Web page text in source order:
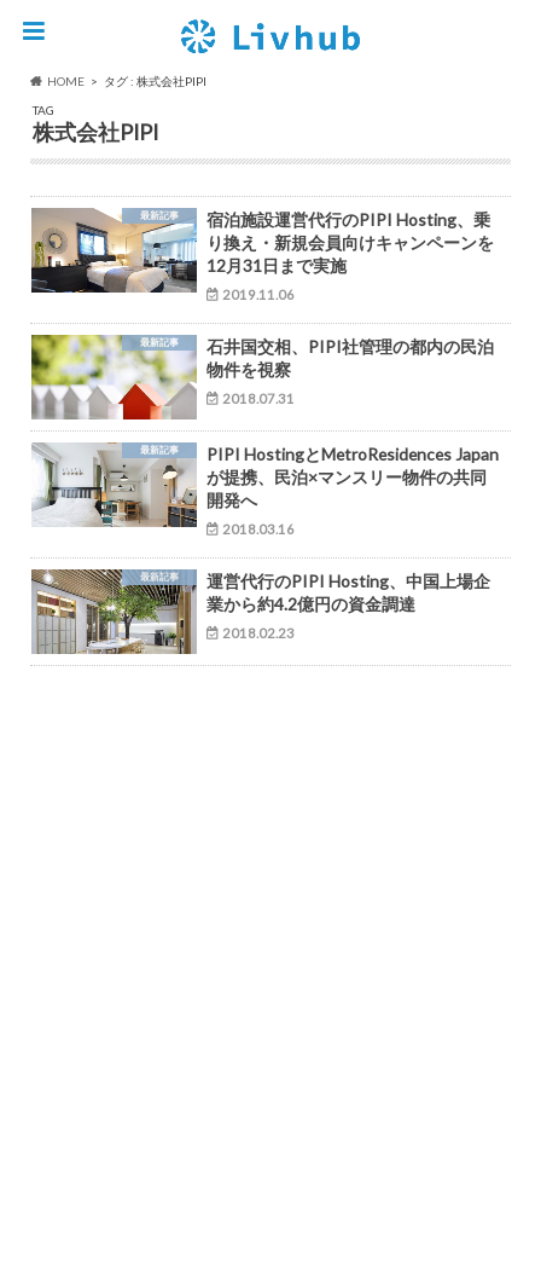
HOME
タグ : 株式会社PIPI
TAG
株式会社PIPI
最新記事
宿泊施設運営代行のPIPI Hosting、乗
り換え・新規会員向けキャンペーンを
12月31日まで実施
2019.11.06
最新記事
石井国交相、PIPI社管理の都内の民泊
物件を視察
2018.07.31
最新記事
PIPI HostingとMetroResidences Japan
が提携、民泊×マンスリー物件の共同
開発へ
2018.03.16
最新記事
運営代行のPIPI Hosting、中国上場企
業から約4.2億円の資金調達
2018.02.23